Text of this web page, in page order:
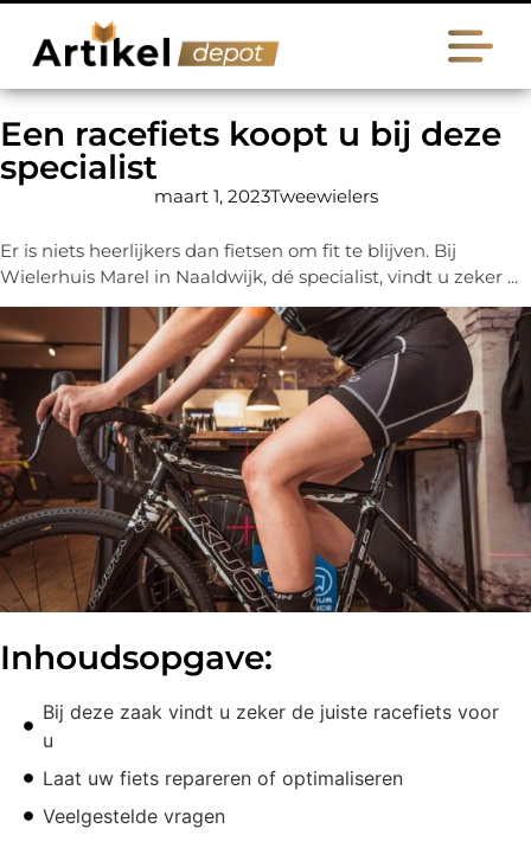
Een racefiets koopt u bij deze
specialist
maart 1, 2023Tweewielers
Er is niets heerlijkers dan fietsen om fit te blijven. Bij
Wielerhuis Marel in Naaldwijk, dé specialist, vindt u zeker ...
Inhoudsopgave:
Bij deze zaak vindt u zeker de juiste racefiets voor
u
Laat uw fiets repareren of optimaliseren
Veelgestelde vragen